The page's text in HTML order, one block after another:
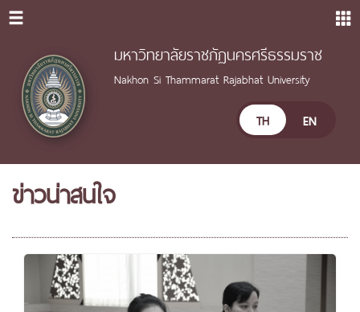
มหาวิทยาลัยราชภัฏนครศรีธรรมราช
Nakhon Si Thammarat Rajabhat University
TH EN
ข่าวน่าสนใจ